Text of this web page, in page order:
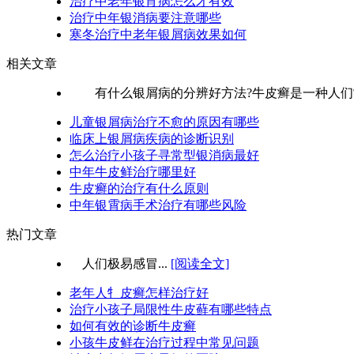
治疗中年银消病要注意哪些
寒冬治疗中老年银屑病效果如何
相关文章
有什么银屑病的分辨好方法?牛皮癣是一种人们
儿童银屑病治疗不愈的原因有哪些
临床上银屑病疾病的诊断识别
怎么治疗小孩子寻常型银消病最好
中年牛皮鲜治疗哪里好
牛皮癣的治疗有什么原则
中年银霄病手术治疗有哪些风险
热门文章
人们极易感冒... [阅读全文]
老年人牜皮癣怎样治疗好
治疗小孩子局限性牛皮藓有哪些特点
如何有效的诊断牛皮癣
小孩牛皮鲜在治疗过程中常见问题